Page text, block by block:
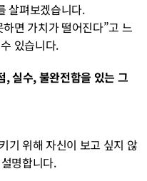
살펴보겠습니다.
면 가치가 떨어진다”고 느
있습니다.
, 실수, 불완전함을 있는 그
기 위해 자신이 보고 싶지 않
명합니다.